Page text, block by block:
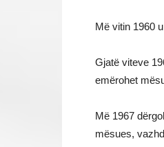
Më vitin 1960
Gjatë viteve
emërohet
Më 1967
mësues,